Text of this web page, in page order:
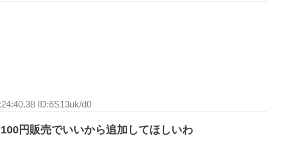
ID:6S13uk/d0
円販売でいいから追加してほしいわ